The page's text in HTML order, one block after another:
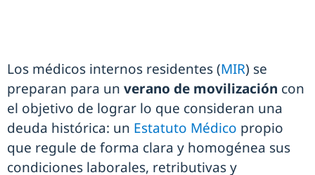
Los médicos internos residentes (MIR) se
preparan para un verano de movilización con
el objetivo de lograr lo que consideran una
deuda histórica: un Estatuto Médico propio
que regule de forma clara y homogénea sus
condiciones laborales, retributivas y